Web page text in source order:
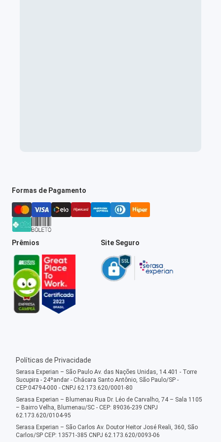
Formas de Pagamento
Prêmios Site Seguro
Políticas de Privacidade
Serasa Experian – São Paulo Av. das Nações Unidas, 14.401 - Torre
Sucupira - 24ºandar - Chácara Santo Antônio, São Paulo/SP -
CEP:04794-000 - CNPJ 62.173.620/0001-80
Serasa Experian – Blumenau Rua Dr. Léo de Carvalho, 74 – Sala 1105
– Bairro Velha, Blumenau/SC - CEP: 89036-239 CNPJ
62.173.620/0104-95
Serasa Experian – São Carlos Av. Doutor Heitor José Reali, 360, São
Carlos/SP CEP: 13571-385 CNPJ 62.173.620/0093-06